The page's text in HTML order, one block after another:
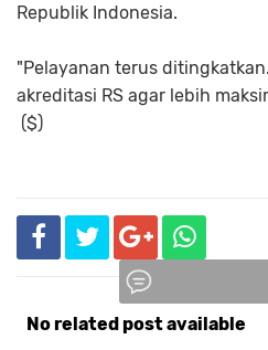
Republik Indonesia.
"Pelayanan terus
akreditasi RS agar lebih
($)
No related post available